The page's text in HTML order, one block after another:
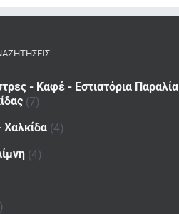
- Καφέ - Εστιατόρια Παραλία
(7)
Χαλκίδα (4)
(4)